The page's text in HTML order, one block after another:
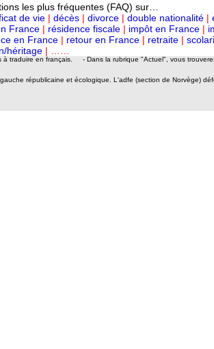
les plus fréquentes (FAQ) sur…
de vie | décès | divorce | double nationalité |
France | résidence fiscale | impôt en France |
en France | retour en France | retraite |
héritage | ……
à traduire en français. - Dans la rubrique "Actuel", vous
républicaine et écologique. L'adfe (section de Norvège)